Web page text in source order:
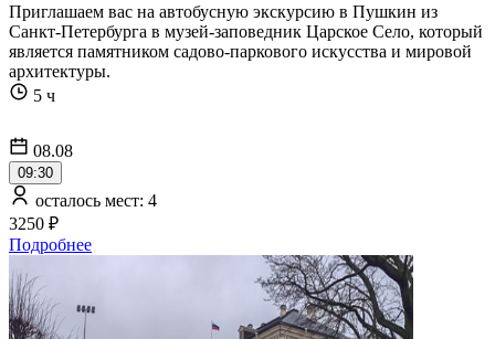
Приглашаем вас на автобусную экскурсию в Пушкин из
Санкт-Петербурга в музей-заповедник Царское Село, который
является памятником садово-паркового искусства и мировой
архитектуры.
5 ч
08.08
09:30
осталось мест: 4
3250 ₽
Подробнее